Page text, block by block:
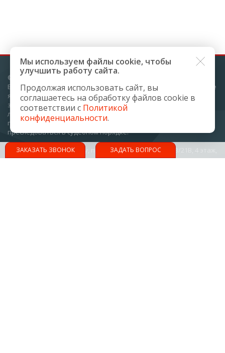
© 2010-2023 Компания ПРАНА
Все права защищены. Весь материал, представленный на сайте
является авторским и охраняется законодательством РФ о
защите интеллектуальных прав. Воспроизведение текста или
любой его части воспрещается без письменного разрешения
правообладателя. Любые попытки нарушения закона будут
преследоваться в судебном порядке.
344113, г. Ростов-на-Дону, проспект Космонавтов 32В/21В, 4 этаж,
офис 48
ЗАКАЗАТЬ ЗВОНОК ЗАДАТЬ ВОПРОС
Мы используем файлы cookie, чтобы
улучшить работу сайта.
Продолжая использовать сайт, вы
соглашаетесь на обработку файлов cookie в
соответствии с Политикой
конфиденциальности.